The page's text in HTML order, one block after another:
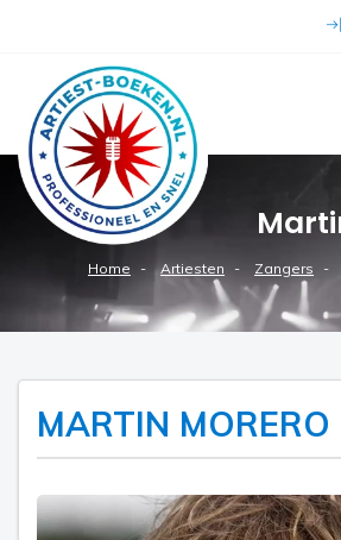
Home Artiesten Zangers
MARTIN MORERO